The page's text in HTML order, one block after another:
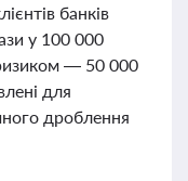
банків
у 100 000
— 50 000
для
дроблення